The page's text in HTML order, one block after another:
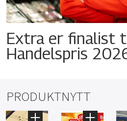
Extra er finalist
Handelspris
PRODUKTNYTT